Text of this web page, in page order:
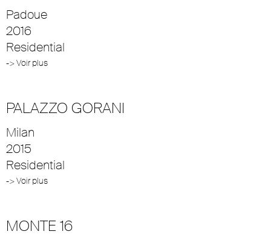
Padoue
2016
Residential
-> Voir plus
PALAZZO GORANI
Milan
2015
Residential
-> Voir plus
MONTE 16